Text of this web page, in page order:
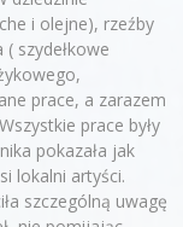
i olejne), rzeźby
szydełkowe
prace, a zarazem
prace były
pokazała jak
lokalni artyści.
szczególną uwagę